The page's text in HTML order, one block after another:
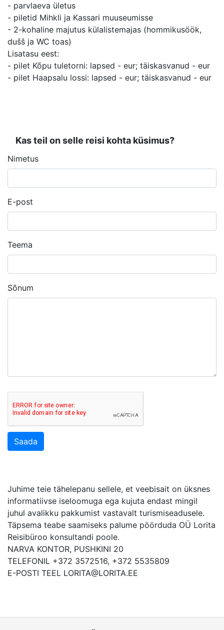
- parvlaeva ületus
- piletid Mihkli ja Kassari muuseumisse
- 2-kohaline majutus külalistemajas (hommikusöök,
dušš ja WC toas)
Lisatasu eest:
- pilet Kõpu tuletorni: lapsed - eur; täiskasvanud - eur
- pilet Haapsalu lossi: lapsed - eur; täiskasvanud - eur
Kas teil on selle reisi kohta küsimus?
Nimetus
E-post
Teema
Sõnum
Saada
Juhime teie tähelepanu sellele, et veebisait on üksnes
informatiivse iseloomuga ega kujuta endast mingil
juhul avalikku pakkumist vastavalt turismiseadusele.
Täpsema teabe saamiseks palume pöörduda OÜ Lorita
Reisibüroo konsultandi poole.
NARVA KONTOR, PUSHKINI 20
TELEFONIL +372 3572516, +372 5535809
E-POSTI TEEL LORITA@LORITA.EE